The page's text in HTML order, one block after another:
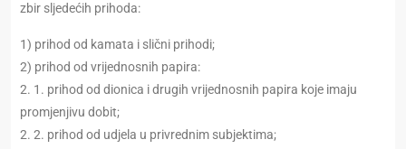
zbir sljedećih prihoda:
1) prihod od kamata i slični prihodi;
2) prihod od vrijednosnih papira:
2. 1. prihod od dionica i drugih vrijednosnih papira koje imaju
promjenjivu dobit;
2. 2. prihod od udjela u privrednim subjektima;